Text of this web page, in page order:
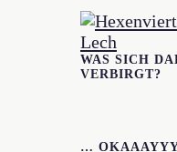
WAS SICH
VERBIRGT?
…